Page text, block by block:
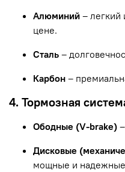
Алюминий – легкий
цене.
Сталь –
Карбон –
4. Тормозная
Ободные (V-brake)
Дисковые
мощные и